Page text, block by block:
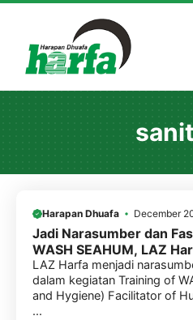
content
Harapan Dhuafa December
Jadi Narasumber dan
WASH SEAHUM, LAZ
Lintas Negara
LAZ Harfa menjadi
dalam kegiatan Training of
and Hygiene) Facilitator of
...